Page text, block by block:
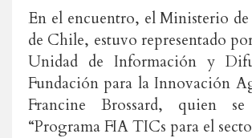
En el encuentro, el Ministerio
de Chile, estuvo representado
Unidad de Información y
Fundación para la Innovación
Francine Brossard, quien
“Programa FIA TICs para el